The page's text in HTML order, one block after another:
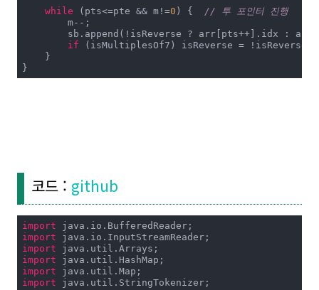
while (pts<=pte && m!=0
// 투 포인터 진행
        m--;
sb.append(!isReverse ? arr[pts++].idx :
if (isMultiplesOf7) isReverse = !isReverse;
    }
}
코드 : github
import
import
import
import
import
import java.util.StringTokenizer;